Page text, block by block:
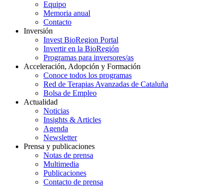
Equipo
Memoria anual
Contacto
Inversión
Invest BioRegion Portal
Invertir en la BioRegión
Programas para inversores/as
Acceleración, Adopción y Formación
Conoce todos los programas
Red de Terapias Avanzadas de Cataluña
Bolsa de Empleo
Actualidad
Noticias
Insights & Articles
Agenda
Newsletter
Prensa y publicaciones
Notas de prensa
Multimedia
Publicaciones
Contacto de prensa